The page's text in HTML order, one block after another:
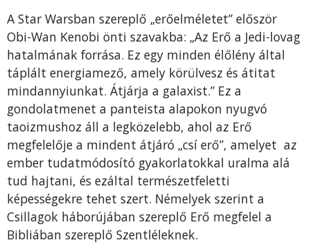
A Star Warsban szereplő „erőelméletet” először
Obi-Wan Kenobi önti szavakba: „Az Erő a Jedi-lovag
hatalmának forrása. Ez egy minden élőlény által
táplált energiamező, amely körülvesz és átitat
mindannyiunkat. Átjárja a galaxist.” Ez a
gondolatmenet a panteista alapokon nyugvó
taoizmushoz áll a legközelebb, ahol az Erő
megfelelője a mindent átjáró „csí erő”, amelyet az
ember tudatmódosító gyakorlatokkal uralma alá
tud hajtani, és ezáltal természetfeletti
képességekre tehet szert. Némelyek szerint a
Csillagok háborújában szereplő Erő megfelel a
Bibliában szereplő Szentléleknek.